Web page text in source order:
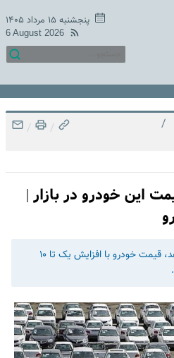
پنجشنبه ۱۵ مرداد ۱۴۰۵
6 August 2026
/
/
/
قیمت این خودرو در بازار |
آن‌طور که گزارش‌ها نشان می‌دهد، قیمت خودرو با افزایش یک تا ۱۰